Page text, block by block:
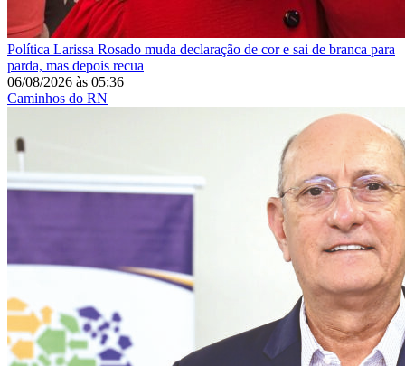
Política Larissa Rosado muda declaração de cor e sai de branca para
parda, mas depois recua
06/08/2026 às 05:36
Caminhos do RN